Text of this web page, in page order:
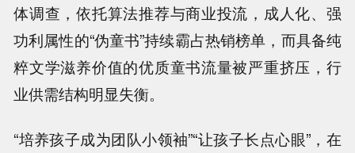
体调查，依托算法推荐与商业投流，成人化、强
功利属性的“伪童书”持续霸占热销榜单，而具备纯
粹文学滋养价值的优质童书流量被严重挤压，行
业供需结构明显失衡。
“培养孩子成为团队小领袖”“让孩子长点心眼”，在